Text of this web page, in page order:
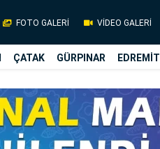
FOTO GALERİ VİDEO GALERİ
ÇATAK GÜRPINAR EDREMİT